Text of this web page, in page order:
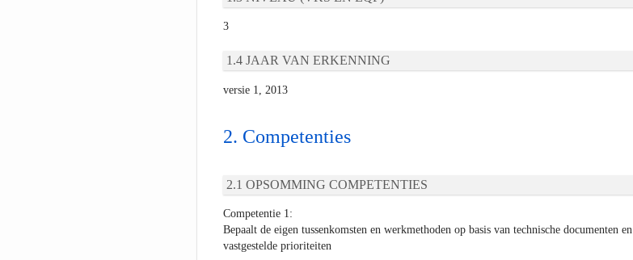
3
JAAR VAN ERKENNING
versie 1, 2013
Competenties
OPSOMMING COMPETENTIES
Competentie 1:
Bepaalt de eigen tussenkomsten en werkmethoden op basis van technische documenten en
vastgestelde prioriteiten